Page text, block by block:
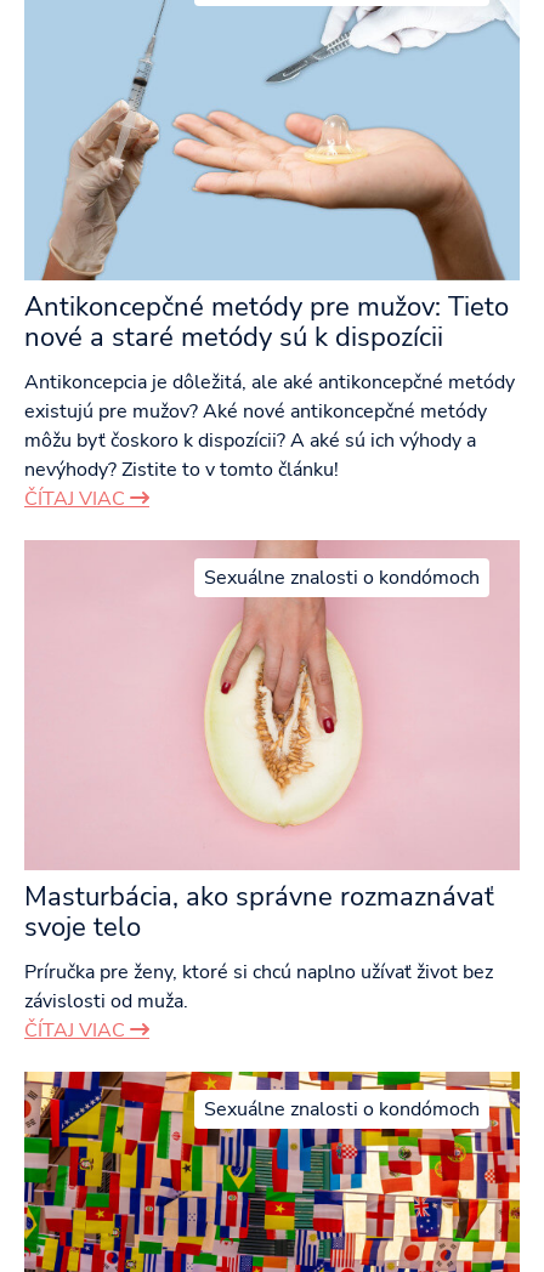
Antikoncepčné metódy pre mužov: Tieto
nové a staré metódy sú k dispozícii
Antikoncepcia je dôležitá, ale aké antikoncepčné metódy
existujú pre mužov? Aké nové antikoncepčné metódy
môžu byť čoskoro k dispozícii? A aké sú ich výhody a
nevýhody? Zistite to v tomto článku!
ČÍTAJ VIAC
Sexuálne znalosti o kondómoch
Masturbácia, ako správne rozmaznávať
svoje telo
Príručka pre ženy, ktoré si chcú naplno užívať život bez
závislosti od muža.
ČÍTAJ VIAC
Sexuálne znalosti o kondómoch